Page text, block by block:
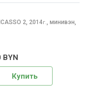
2, 2014г. минивэн,
BYN
Купить